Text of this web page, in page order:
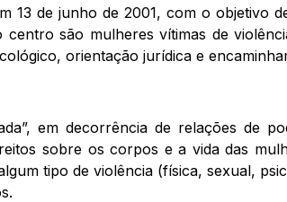
de junho de 2001, com o objetivo
são mulheres vítimas de
orientação jurídica e
em decorrência de relações de
sobre os corpos e a vida das
tipo de violência (física, sexual,